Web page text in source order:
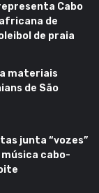
Cabo
de
de praia
materiais
de São
junta “vozes”
cabo-